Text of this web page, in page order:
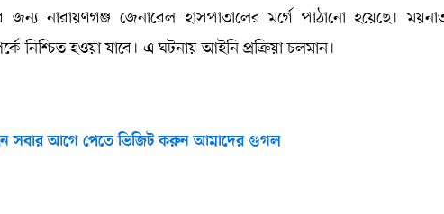
নারায়ণগঞ্জ জেনারেল হাসপাতালের মর্গে পাঠানো হয়েছে।
নিশ্চিত হওয়া যাবে। এ ঘটনায় আইনি প্রক্রিয়া চলমান।
সবার আগে পেতে ভিজিট করুন আমাদের গুগল